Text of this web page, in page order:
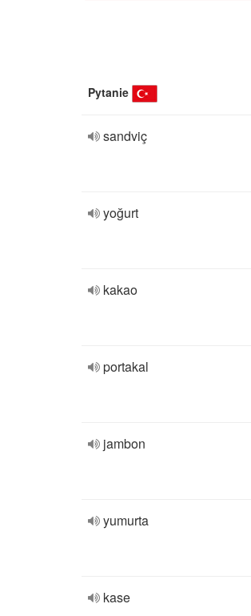
Pytanie
sandviç
yoğurt
kakao
portakal
jambon
yumurta
kase